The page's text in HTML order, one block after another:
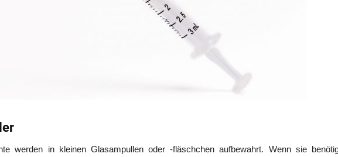
werden in kleinen Glasampullen oder -fläschchen aufbewahrt. Wenn sie